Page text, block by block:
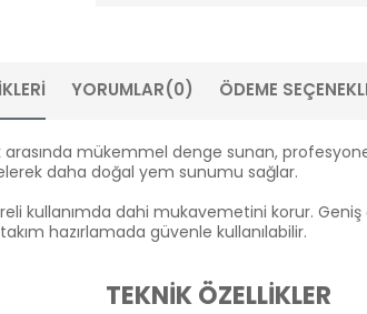
YORUMLAR(0) ÖDEME
mükemmel denge sunan,
daha doğal yem sunumu sağlar.
kullanımda dahi mukavemetini korur.
hazırlamada güvenle kullanılabilir.
TEKNİK ÖZELLİKLER